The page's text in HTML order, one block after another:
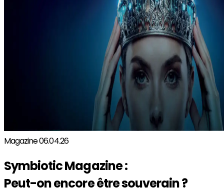
Magazine06.04.26
Symbiotic Magazine :
Peut-on encore être souverain ?